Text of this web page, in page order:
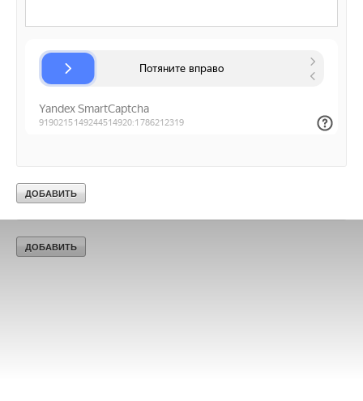
Ваш E-mail *
Текст комментария